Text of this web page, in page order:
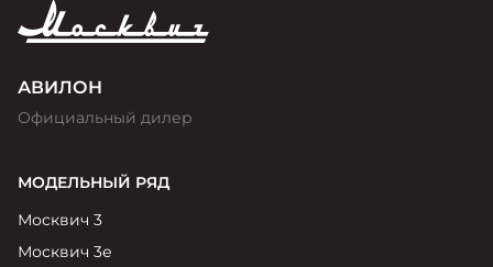
АВИЛОН
Официальный дилер
МОДЕЛЬНЫЙ РЯД
Москвич 3
Москвич 3е